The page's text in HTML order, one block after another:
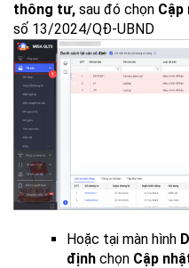
thông tư, sau đó chọn Cập
số 13/2024/QĐ-UBND
Hoặc tại màn hình
định chọn Cập